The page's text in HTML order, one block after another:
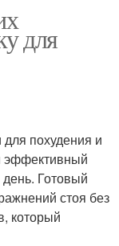
для
похудения и
эффективный
Готовый
стоя без
который